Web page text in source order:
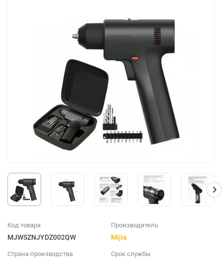
Код товара
MJWSZNJYDZ002QW
Производитель
Mijia
Страна производства Срок службы